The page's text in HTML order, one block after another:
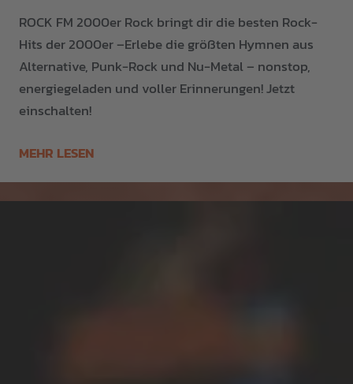
ROCK FM 2000er Rock bringt dir die besten Rock-
Hits der 2000er –Erlebe die größten Hymnen aus
Alternative, Punk-Rock und Nu-Metal – nonstop,
energiegeladen und voller Erinnerungen! Jetzt
einschalten!
MEHR LESEN